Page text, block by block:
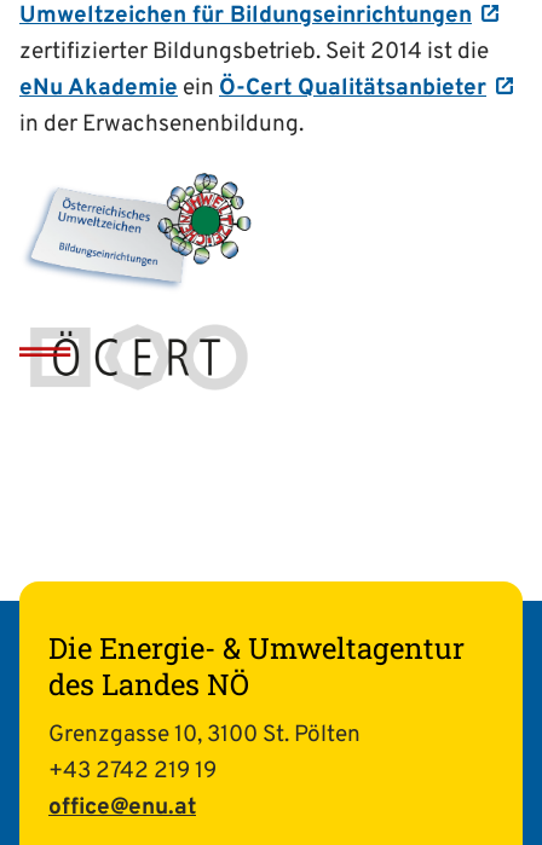
Umweltzeichen für Bildungseinrichtungen
zertifizierter Bildungsbetrieb. Seit 2014 ist die
eNu Akademie ein Ö-Cert Qualitätsanbieter
in der Erwachsenenbildung.
Die Energie- & Umweltagentur
des Landes NÖ
Grenzgasse 10, 3100 St. Pölten
+43 2742 219 19
office@enu.at